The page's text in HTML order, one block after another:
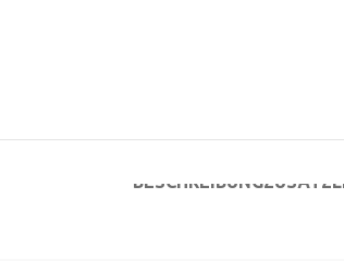
BESCHREIBUNG